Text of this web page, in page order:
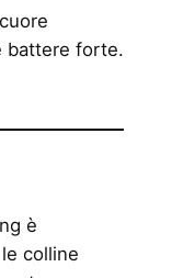
battere forte.
è
colline